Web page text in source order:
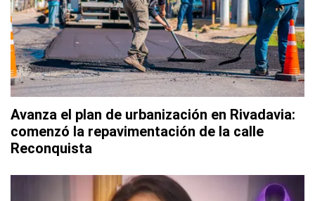
Avanza el plan de urbanización en Rivadavia:
comenzó la repavimentación de la calle
Reconquista